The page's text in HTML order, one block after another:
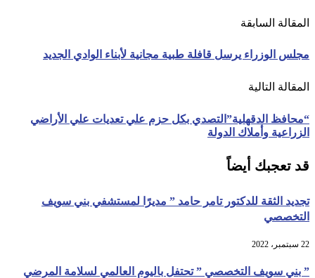
المقالة السابقة
مجلس الوزراء يرسل قافلة طبية مجانية لأبناء الوادي الجديد
المقالة التالية
“محافظ الدقهلية”التصدي بكل حزم علي تعديات علي الأراضي
الزراعية وأملاك الدولة
قد تعجبك أيضاً
تجديد الثقة للدكتور تامر حامد ” مديرًا لمستشفي بني سويف
التخصصي
22 سبتمبر، 2022
” بني سويف التخصصي ” تحتفل باليوم العالمي لسلامة المرضي